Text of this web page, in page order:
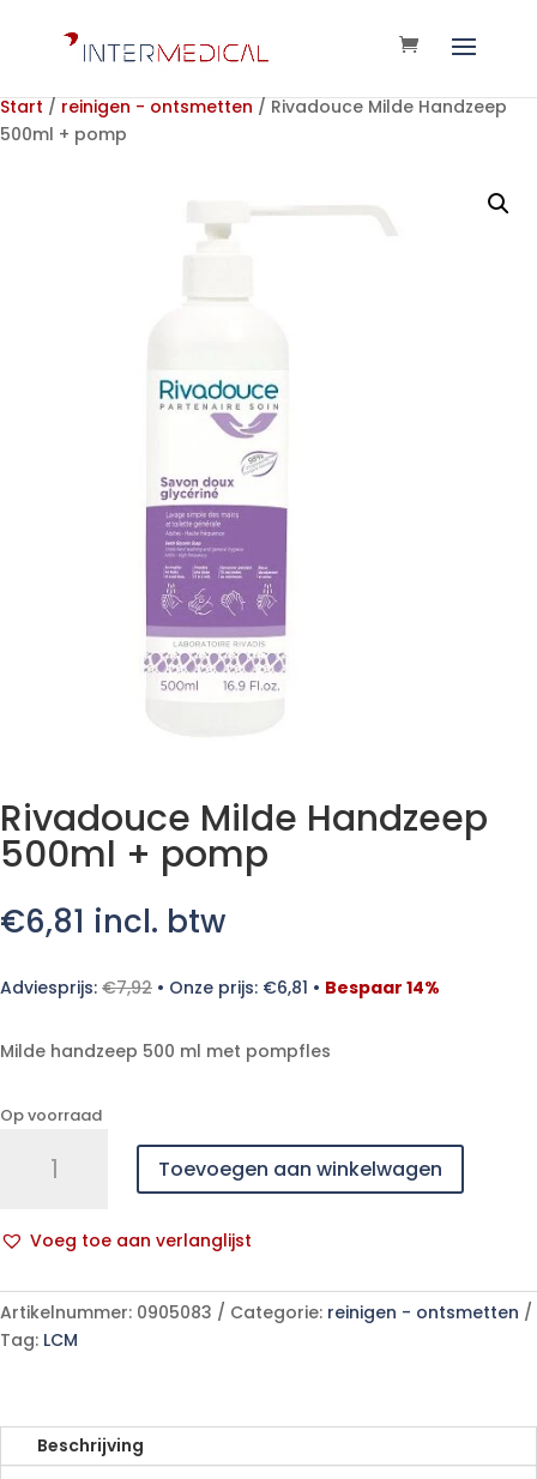
Start / reinigen - ontsmetten / Rivadouce Milde Handzeep
500ml + pomp
Rivadouce Milde Handzeep
500ml + pomp
€6,81 incl. btw
Adviesprijs: €7,92 • Onze prijs: €6,81 • Bespaar 14%
Milde handzeep 500 ml met pompfles
Op voorraad
+
aantal
Toevoegen aan winkelwagen
Voeg toe aan verlanglijst
l
t
e
a
t
Artikelnummer: 0905083 Categorie: reinigen - ontsmetten
Tag: LCM
Beschrijving